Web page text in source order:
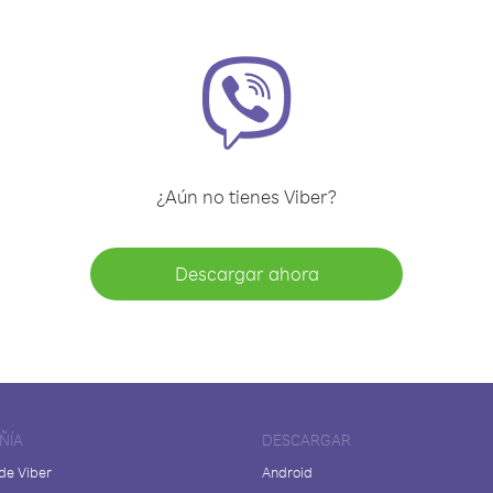
¿Aún no tienes Viber?
Descargar ahora
Viber
DESCARGAR
Android